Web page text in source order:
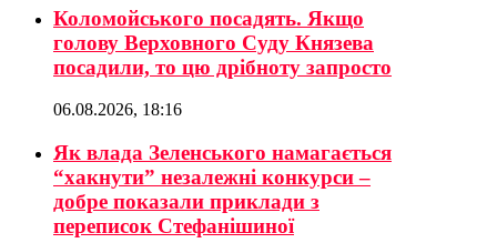
Коломойського посадять. Якщо
голову Верховного Суду Князева
посадили, то цю дрібноту запросто
06.08.2026, 18:16
Як влада Зеленського намагається
“хакнути” незалежні конкурси –
добре показали приклади з
переписок Стефанішиної